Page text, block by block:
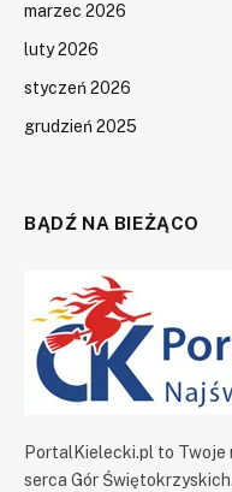
marzec 2026
luty 2026
styczeń 2026
grudzień 2025
BĄDŹ NA BIEŻĄCO
PortalKielecki.pl to Twoje
serca Gór